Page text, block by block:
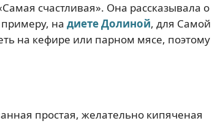
счастливая». Она рассказывала о
на диете Долиной, для Самой
на кефире или парном мясе, поэтому
простая, желательно кипяченая